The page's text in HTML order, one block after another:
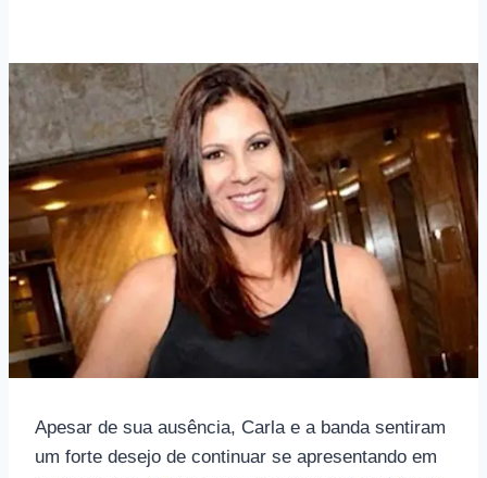
Apesar de sua ausência, Carla e a banda sentiram
um forte desejo de continuar se apresentando em